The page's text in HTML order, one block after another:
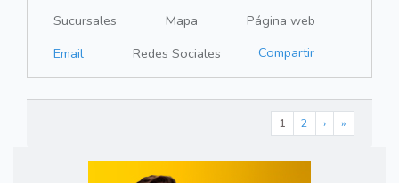
Sucursales Mapa
Página web
Email
Redes Sociales Compartir
1 2 › »